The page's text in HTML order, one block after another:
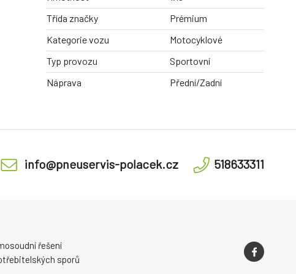
Třída značky
Prémium
Kategorie vozu
Motocyklové
Typ provozu
Sportovní
Náprava
Přední/Zadní
info@pneuservis-polacek.cz 518633311
řešení
sporů